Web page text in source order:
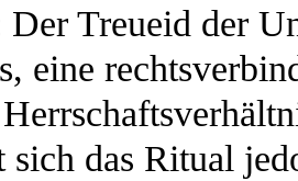
Der Treueid der
eine
das Ritual